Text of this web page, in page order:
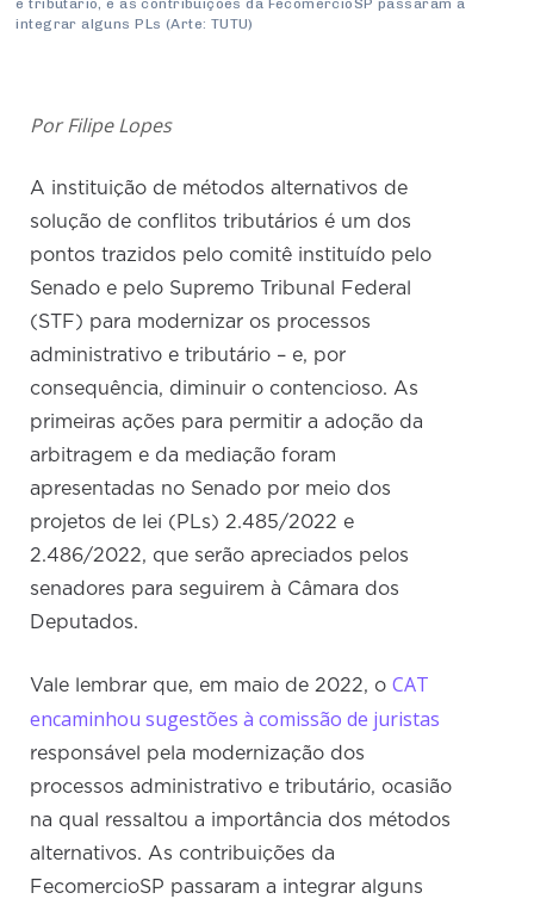
e tributário, e as contribuições da FecomercioSP passaram a
integrar alguns PLs (Arte: TUTU)
Por Filipe Lopes
A instituição de métodos alternativos de
solução de conflitos tributários é um dos
pontos trazidos pelo comitê instituído pelo
Senado e pelo Supremo Tribunal Federal
(STF) para modernizar os processos
administrativo e tributário – e, por
consequência, diminuir o contencioso. As
primeiras ações para permitir a adoção da
arbitragem e da mediação foram
apresentadas no Senado por meio dos
projetos de lei (PLs) 2.485/2022 e
2.486/2022, que serão apreciados pelos
senadores para seguirem à Câmara dos
Deputados.
Vale lembrar que, em maio de 2022, oCAT
encaminhou sugestões à comissão de juristas
responsável pela modernização dos
processos administrativo e tributário, ocasião
na qual ressaltou a importância dos métodos
alternativos. As contribuições da
FecomercioSP passaram a integrar alguns